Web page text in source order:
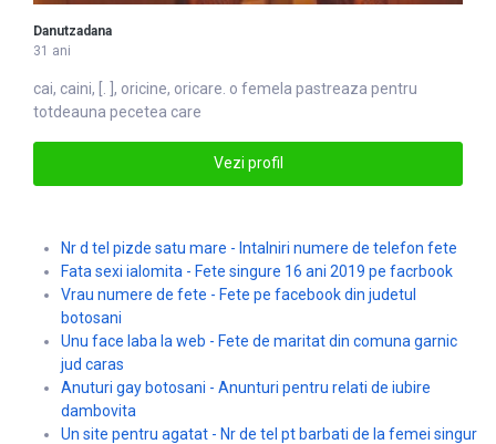
Danutzadana
31 ani
cai, caini, [. ], oricine, oricare . o femela pastreaza pentru
totdeauna pecetea care
Vezi profil
Nr d tel pizde satu mare - Intalniri numere de telefon fete
Fata sexi ialomita - Fete singure 16 ani 2019 pe facrbook
Vrau numere de fete - Fete pe facebook din judetul
botosani
Unu face laba la web - Fete de maritat din comuna garnic
jud caras
Anuturi gay botosani - Anunturi pentru relati de iubire
dambovita
Un site pentru agatat - Nr de tel pt barbati de la femei singur